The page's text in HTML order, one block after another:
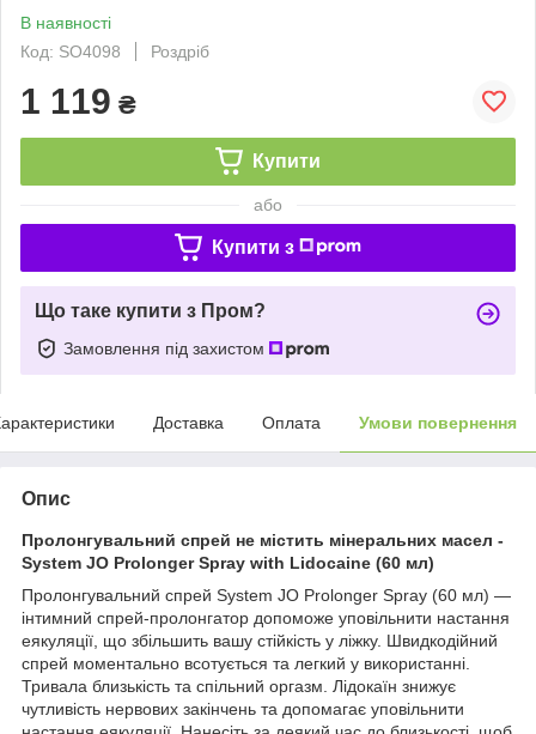
В наявності
Код: SO4098
Роздріб
1 119 ₴
Купити
або
Купити з
Що таке купити з Пром?
Замовлення під захистом
Доставка Оплата Умови повернення
Опис
Пролонгувальний спрей не містить мінеральних масел -
System JO Prolonger Spray with Lidocaine (60 мл)
Пролонгувальний спрей System JO Prolonger Spray (60 мл) —
інтимний спрей-пролонгатор допоможе уповільнити настання
еякуляції, що збільшить вашу стійкість у ліжку. Швидкодійний
спрей моментально всотується та легкий у використанні.
Тривала близькість та спільний оргазм. Лідокаїн знижує
чутливість нервових закінчень та допомагає уповільнити